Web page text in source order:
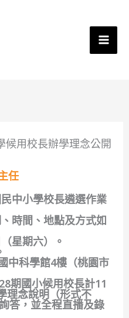
候用校長辦學理念公開
任
中小學校長遴選作業
時間、地點及方式如
星期六）。
中科學館4樓（桃園市
期國小候用校長計11
理念說明（形式不
答，並全程直播及錄